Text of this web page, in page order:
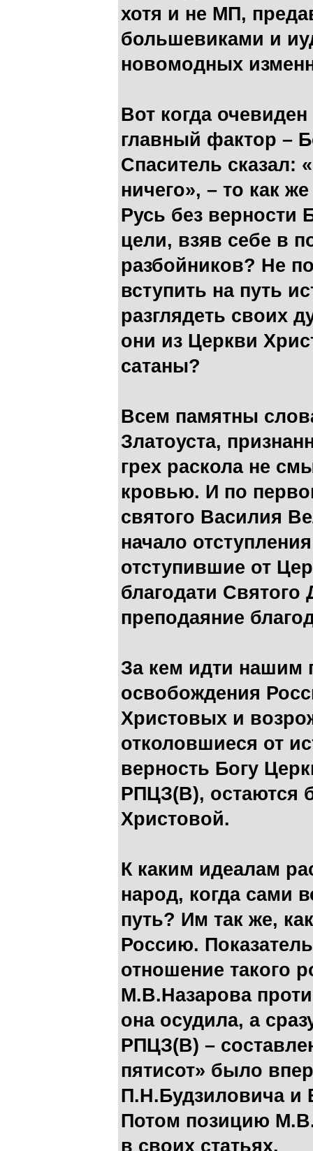
хотя и не МП,
большевиками и
новомодных
Вот когда
главный фактор –
Спаситель сказал:
ничего», – то как
Русь без верности
цели, взяв себе в
разбойников? Не
вступить на путь
разглядеть своих
они из Церкви
сатаны?
Всем памятны
Златоуста,
грех раскола не
кровью. И по
святого Василия
начало
отступившие от
благодати Святого
преподаяние
За кем идти нашим
освобождения
Христовых и
отколовшиеся от
верность Богу
РПЦЗ(В), остаются
Христовой.
К каким идеалам
народ, когда сами
путь? Им так же,
Россию.
отношение такого
М.В.Назарова
она осудила, а
РПЦЗ(В) –
пятисот» было
П.Н.Будзиловича и
Потом позицию
в своих статьях.